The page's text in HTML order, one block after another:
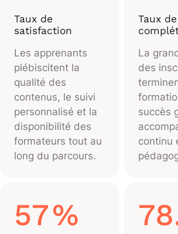
Taux de
satisfaction
Les apprenants
plébiscitent la
qualité des
contenus, le suivi
personnalisé et la
disponibilité des
formateurs tout au
long du parcours.
Taux de
La
des
succès
continu
57%